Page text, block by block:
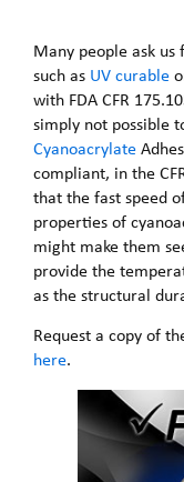
Many people ask
such as UV curable
with FDA CFR
simply not possible
Cyanoacrylate
compliant, in the
that the fast speed
properties of
might make them
provide the
as the structural
Request a copy of
here.